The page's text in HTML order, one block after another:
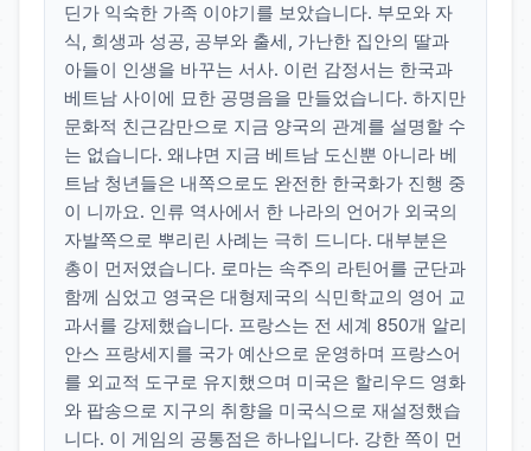
딘가 익숙한 가족 이야기를 보았습니다. 부모와 자
식, 희생과 성공, 공부와 출세, 가난한 집안의 딸과
아들이 인생을 바꾸는 서사. 이런 감정서는 한국과
베트남 사이에 묘한 공명음을 만들었습니다. 하지만
문화적 친근감만으로 지금 양국의 관계를 설명할 수
는 없습니다. 왜냐면 지금 베트남 도신뿐 아니라 베
트남 청년들은 내쪽으로도 완전한 한국화가 진행 중
이 니까요. 인류 역사에서 한 나라의 언어가 외국의
자발쪽으로 뿌리린 사례는 극히 드니다. 대부분은
총이 먼저였습니다. 로마는 속주의 라틴어를 군단과
함께 심었고 영국은 대형제국의 식민학교의 영어 교
과서를 강제했습니다. 프랑스는 전 세계 850개 알리
안스 프랑세지를 국가 예산으로 운영하며 프랑스어
를 외교적 도구로 유지했으며 미국은 할리우드 영화
와 팝송으로 지구의 취향을 미국식으로 재설정했습
니다. 이 게임의 공통점은 하나입니다. 강한 쪽이 먼